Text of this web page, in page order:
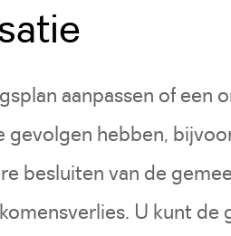
aanpassen of een
gevolgen hebben,
besluiten van de
U kunt de